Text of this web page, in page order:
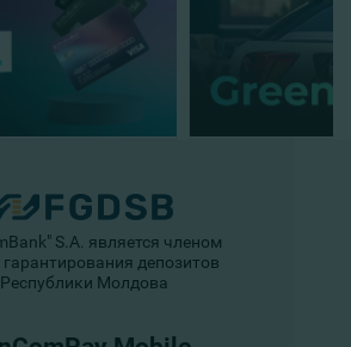
S.A. является членом
депозитов
Республики Молдова